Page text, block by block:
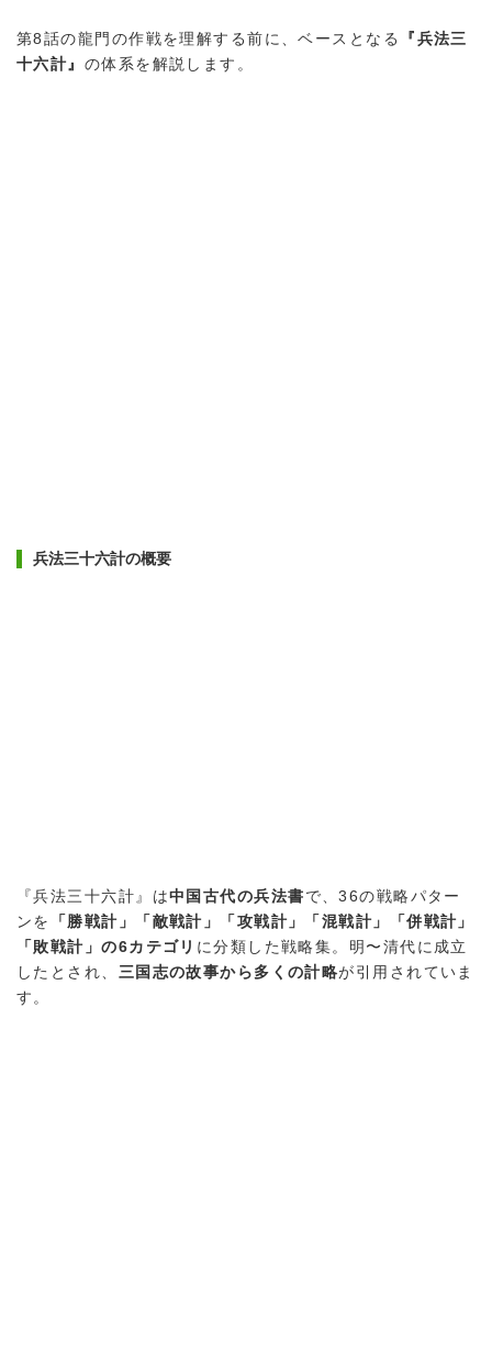
第8話の龍門の作戦を理解する前に、ベースとなる
『兵法三
十六計』 の体系を解説します。
兵法三十六計の概要
『兵法三十六計』は中国古代の兵法書で、36の戦略パター
ンを
「勝戦計」「敵戦計」「攻戦計」「混戦計」「併戦計」
「敗戦計」の6カテゴリ に分類した戦略集。明〜清代に成立
したとされ、 三国志の故事から多くの計略が引用されていま
す。